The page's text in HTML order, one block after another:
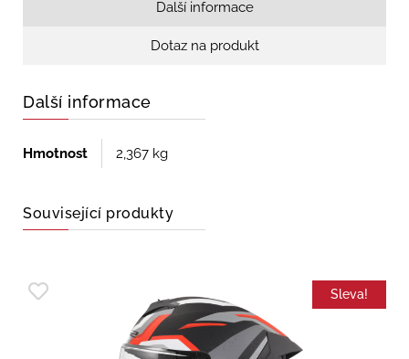
Další informace
Dotaz na produkt
Další informace
Hmotnost 2,367 kg
Související produkty
Sleva!